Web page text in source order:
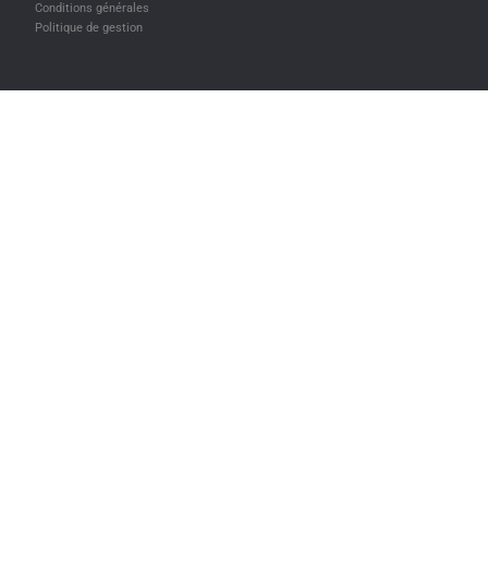
Conditions générales
Politique de gestion